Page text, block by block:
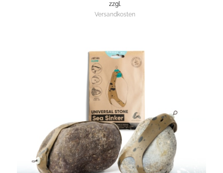
zzgl.
Versandkosten